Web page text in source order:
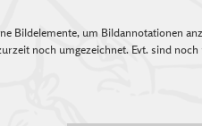
Bildelemente, um Bildannotationen
noch umgezeichnet. Evt. sind